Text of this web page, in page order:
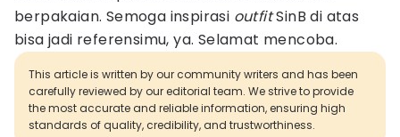
berpakaian. Semoga inspirasi outfitSinB di atas
bisa jadi referensimu, ya. Selamat mencoba.
This article is written by our community writers and has been
carefully reviewed by our editorial team. We strive to provide
the most accurate and reliable information, ensuring high
standards of quality, credibility, and trustworthiness.